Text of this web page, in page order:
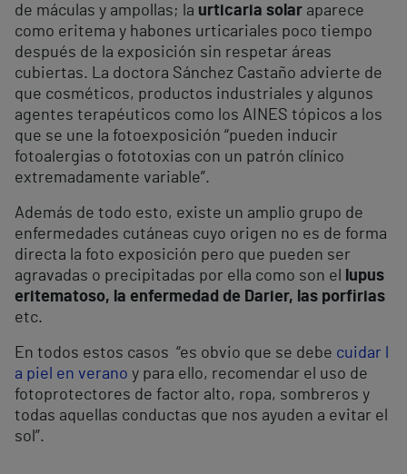
de máculas y ampollas; la urticaria solar aparece
como eritema y habones urticariales poco tiempo
después de la exposición sin respetar áreas
cubiertas. La doctora Sánchez Castaño advierte de
que cosméticos, productos industriales y algunos
agentes terapéuticos como los AINES tópicos a los
que se une la fotoexposición “pueden inducir
fotoalergias o fototoxias con un patrón clínico
extremadamente variable”.
Además de todo esto, existe un amplio grupo de
enfermedades cutáneas cuyo origen no es de forma
directa la foto exposición pero que pueden ser
agravadas o precipitadas por ella como son el
lupus
eritematoso, la enfermedad de Darier, las porfirias
etc.
En todos estos casos “es obvio que se debe cuidar l
a piel en verano y para ello, recomendar el uso de
fotoprotectores de factor alto, ropa, sombreros y
todas aquellas conductas que nos ayuden a evitar el
sol”.